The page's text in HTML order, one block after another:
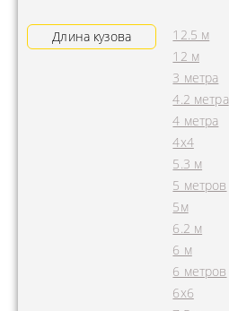
Длина кузова
12.5 м
12 м
3 метра
4.2 метра
4 метра
4x4
5.3 м
5 метров
5м
6.2 м
6 м
6 метров
6х6